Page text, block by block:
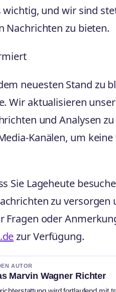
und wir sind
Nachrichten zu bieten.
neuesten Stand zu
Wir aktualisieren
und Analysen
Kanälen, um
Sie Lageheute
zu
Fragen oder
zur Verfügung.
AUTOR
Marvin Wagner Richter